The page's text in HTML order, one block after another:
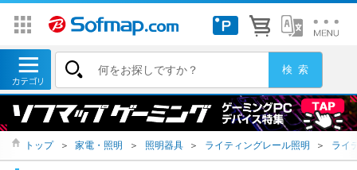
トップ ＞ 家電・照明 ＞ 照明器具 ＞ ライティングレール照明 ＞ ライ